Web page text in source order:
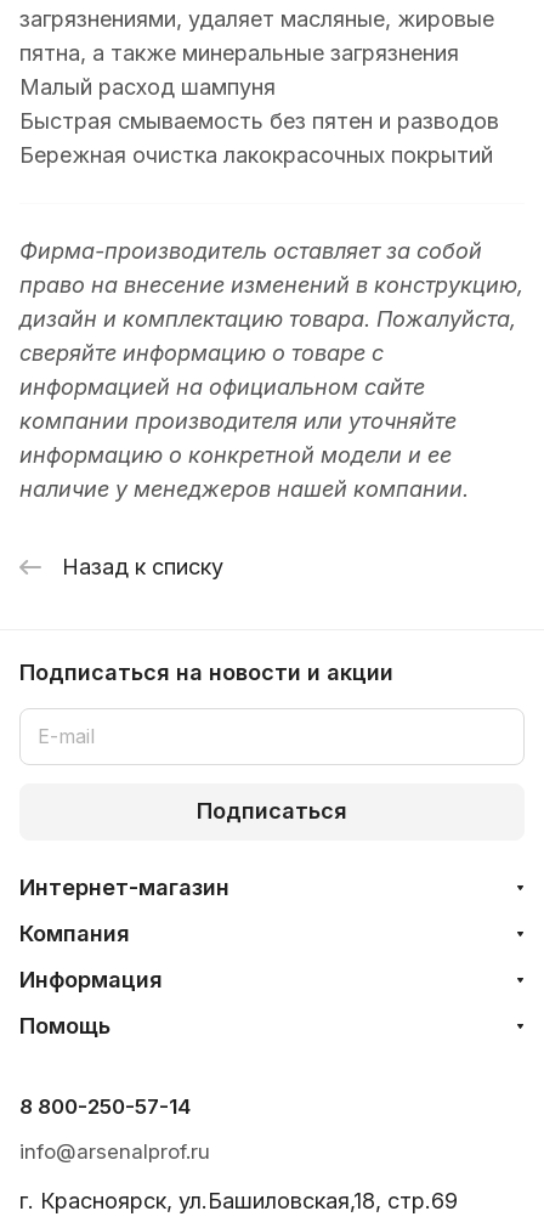
загрязнениями, удаляет масляные, жировые
пятна, а также минеральные загрязнения
Малый расход шампуня
Быстрая смываемость без пятен и разводов
Бережная очистка лакокрасочных покрытий
Фирма-производитель оставляет за собой
право на внесение изменений в конструкцию,
дизайн и комплектацию товара. Пожалуйста,
сверяйте информацию о товаре с
информацией на официальном сайте
компании производителя или уточняйте
информацию о конкретной модели и ее
наличие у менеджеров нашей компании.
Назад к списку
Подписаться на новости и акции
Подписаться
Интернет-магазин
Компания
Информация
Помощь
8 800-250-57-14
info@arsenalprof.ru
г. Красноярск, ул.Башиловская,18, стр.69